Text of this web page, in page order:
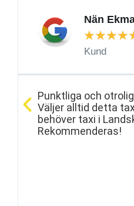
Nän
★★★★
Kund
Punktliga och
Väljer alltid detta
behöver taxi i
Rekommenderas!